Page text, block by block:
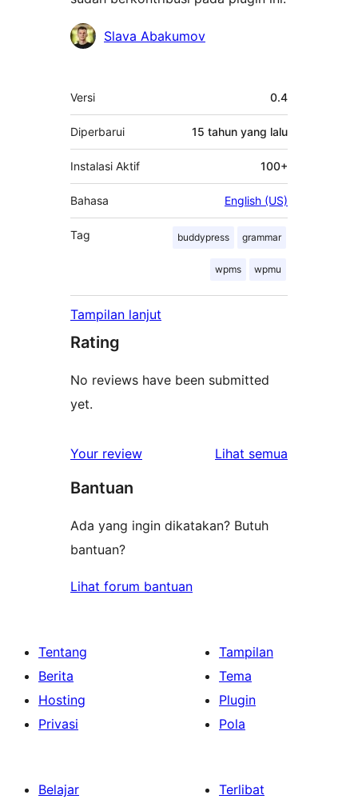
KontributorSlava Abakumov
Meta
Versi 0.4
Diperbarui 15 tahun yang lalu
Instalasi Aktif 100+
Bahasa English (US)
Tag buddypress grammar
wpms wpmu
Tampilan lanjut
Rating
No reviews have been submitted
yet.
Your review Lihat semua
Bantuan
Ada yang ingin dikatakan? Butuh
bantuan?
Lihat forum bantuan
Tentang
Berita
Hosting
Privasi
Tampilan
Tema
Plugin
Pola
Belajar
Terlibat